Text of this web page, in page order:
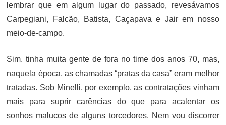
lembrar que em algum lugar do passado, revesávamos
Carpegiani, Falcão, Batista, Caçapava e Jair em nosso
meio-de-campo.
Sim, tinha muita gente de fora no time dos anos 70, mas,
naquela época, as chamadas “pratas da casa” eram melhor
tratadas. Sob Minelli, por exemplo, as contratações vinham
mais para suprir carências do que para acalentar os
sonhos malucos de alguns torcedores. Nem vou discorrer